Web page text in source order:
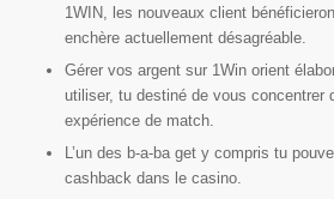
1WIN, les nouveaux client
enchère actuellement désagréable.
Gérer vos argent sur 1Win orient
utiliser, tu destiné de vous concentrer
expérience de match.
L’un des b-a-ba get y compris tu
cashback dans le casino.